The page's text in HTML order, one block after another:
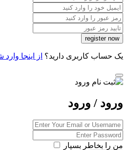
یک حساب کاربری دارید؟ از اینجا وارد
ورود / ورود
من را بخاطر بسپار